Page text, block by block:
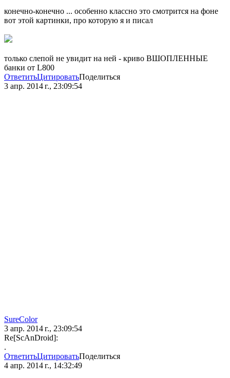
конечно-конечно ... особенно классно это смотрится на фоне
вот этой картинки, про которую я и писал
только слепой не увидит на ней - криво ВШОПЛЕННЫЕ
банки от L800
ОтветитьЦитироватьПоделиться
3 апр. 2014 г., 23:09:54
SureColor
3 апр. 2014 г., 23:09:54
Re[ScAnDroid]:
.
ОтветитьЦитироватьПоделиться
4 апр. 2014 г., 14:32:49